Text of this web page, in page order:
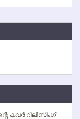
കവര്‍ റിലീസിംഗ്